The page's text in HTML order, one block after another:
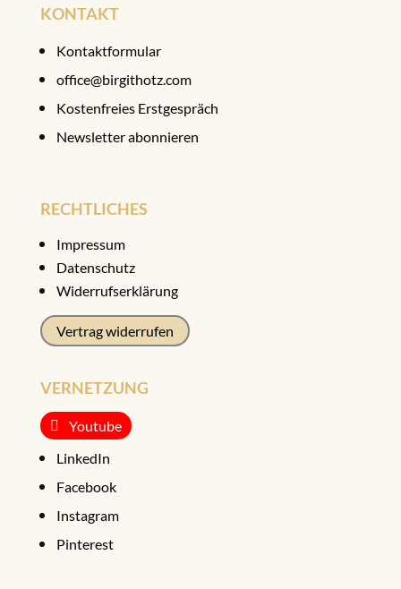
KONTAKT
Kontaktformular
office@birgithotz.com
Kostenfreies Erstgespräch
Newsletter abonnieren
RECHTLICHES
Impressum
Datenschutz
Widerrufserklärung
Vertrag widerrufen
VERNETZUNG
Youtube
LinkedIn
Facebook
Instagram
Pinterest